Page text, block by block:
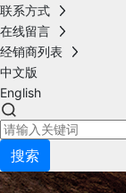
联系方式
在线留言
经销商列表
中文版
English
搜索